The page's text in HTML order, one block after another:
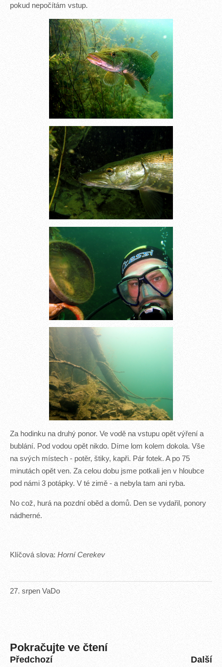
27. srpen VaDo
pokud nepočítám vstup.
Za hodinku na druhý ponor. Ve vodě na vstupu opět výření a
bublání. Pod vodou opět nikdo. Díme lom kolem dokola. Vše
na svých místech - potěr, štiky, kapři. Pár fotek. A po 75
minutách opět ven. Za celou dobu jsme potkali jen v hloubce
pod námi 3 potápky. V té zimě - a nebyla tam ani ryba.
No což, hurá na pozdní oběd a domů. Den se vydařil, ponory
nádherné.
Klíčová slova: Horní Cerekev
Pokračujte ve čtení
Další
Předchozí